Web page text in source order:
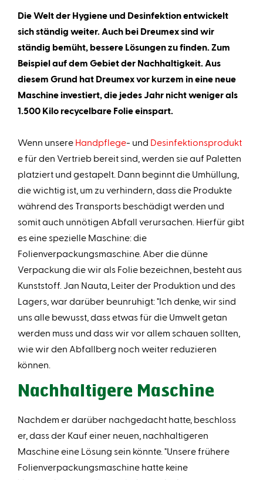
Die Welt der Hygiene und Desinfektion entwickelt
sich ständig weiter. Auch bei Dreumex sind wir
ständig bemüht, bessere Lösungen zu finden. Zum
Beispiel auf dem Gebiet der Nachhaltigkeit. Aus
diesem Grund hat Dreumex vor kurzem in eine neue
Maschine investiert, die jedes Jahr nicht weniger als
1.500 Kilo recycelbare Folie einspart.
Wenn unsere Handpflege- und Desinfektionsprodukt
e für den Vertrieb bereit sind, werden sie auf Paletten
platziert und gestapelt. Dann beginnt die Umhüllung,
die wichtig ist, um zu verhindern, dass die Produkte
während des Transports beschädigt werden und
somit auch unnötigen Abfall verursachen. Hierfür gibt
es eine spezielle Maschine: die
Folienverpackungsmaschine. Aber die dünne
Verpackung die wir als Folie bezeichnen, besteht aus
Kunststoff. Jan Nauta, Leiter der Produktion und des
Lagers, war darüber beunruhigt: "Ich denke, wir sind
uns alle bewusst, dass etwas für die Umwelt getan
werden muss und dass wir vor allem schauen sollten,
wie wir den Abfallberg noch weiter reduzieren
können.
Nachhaltigere Maschine
Nachdem er darüber nachgedacht hatte, beschloss
er, dass der Kauf einer neuen, nachhaltigeren
Maschine eine Lösung sein könnte. "Unsere frühere
Folienverpackungsmaschine hatte keine